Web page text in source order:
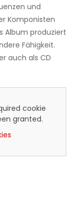
und
Komponisten
Album produziert
Fähigkeit.
auch als CD
cookie
granted.